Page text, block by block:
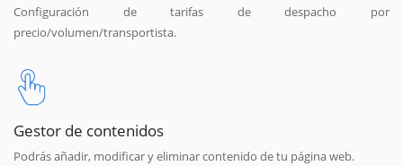
Configuración de tarifas de despacho por
precio/volumen/transportista.
Gestor de contenidos
Podrás añadir, modificar y eliminar contenido de tu página web.